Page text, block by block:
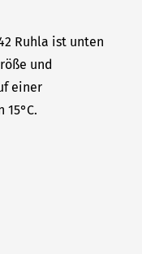
Ruhla ist unten
und
einer